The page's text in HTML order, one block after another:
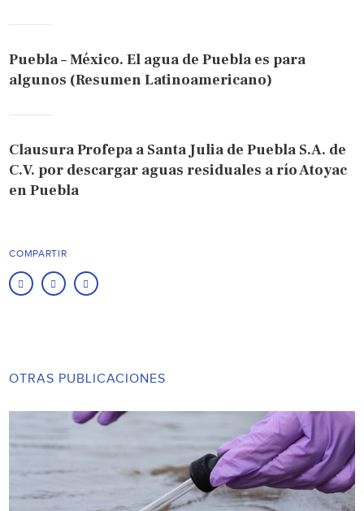
Puebla – México. El agua de Puebla es para
algunos (Resumen Latinoamericano)
Clausura Profepa a Santa Julia de Puebla S.A. de
C.V. por descargar aguas residuales a río Atoyac
en Puebla
COMPARTIR
OTRAS PUBLICACIONES